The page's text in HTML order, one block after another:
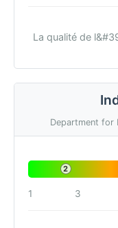
La qualité de
Department for
2
1 3